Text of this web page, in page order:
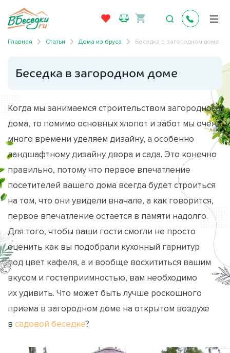
Главная Статьи Дома из бруса Беседка в загородном доме
Беседка в загородном доме
Когда мы занимаемся строительством загородного
дома, то помимо основных хлопот и забот мы очень
много времени уделяем дизайну, а особенно
ландшафтному дизайну двора и сада. Это конечно
правильно, потому что первое впечатление
посетителей вашего дома всегда будет строиться
на том, что они увидели вначале, а как говорится,
первое впечатление остается в памяти надолго.
Для того, чтобы ваши гости смогли не просто
оценить как вы подобрали кухонный гарнитур
под цвет кафеля, а и вообще восхититься вашим
вкусом и гостеприимностью, вам необходимо
их удивить. Что может быть лучше роскошного
приема в загородном доме на открытом воздухе
в садовой беседке?